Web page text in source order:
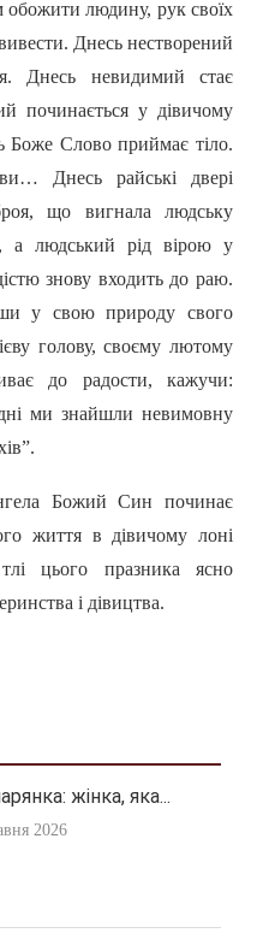
обожити людину, рук своїх
Днесь нестворений
Днесь невидимий стає
починається у дівичому
Боже Слово приймає тіло.
Днесь райські двері
що вигнала людську
а людський рід вірою у
знову входить до раю.
у свою природу свого
голову, своєму лютому
до радости, кажучи:
ми знайшли невимовну
Божий Син починає
життя в дівичому лоні
цього празника ясно
і дівицтва.
жінка, яка...
2026